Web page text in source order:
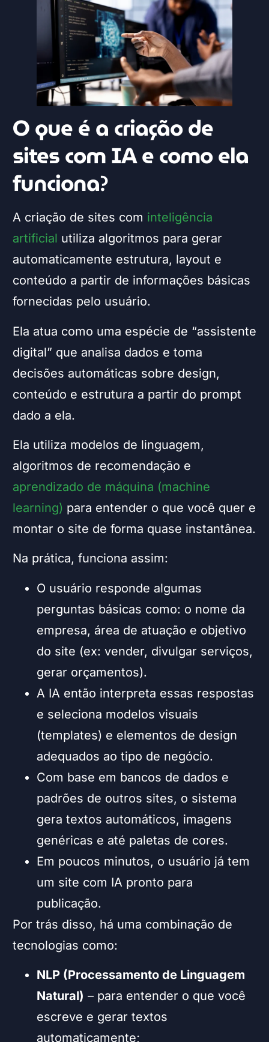
O que é a criação de
sites com IA e como ela
funciona?
A criação de sites com inteligência
artificial utiliza algoritmos para gerar
automaticamente estrutura, layout e
conteúdo a partir de informações básicas
fornecidas pelo usuário.
Ela atua como uma espécie de “assistente
digital” que analisa dados e toma
decisões automáticas sobre design,
conteúdo e estrutura a partir do prompt
dado a ela.
Ela utiliza modelos de linguagem,
algoritmos de recomendação e
aprendizado de máquina (machine
learning) para entender o que você quer e
montar o site de forma quase instantânea.
Na prática, funciona assim:
O usuário responde algumas
perguntas básicas como: o nome da
empresa, área de atuação e objetivo
do site (ex: vender, divulgar serviços,
gerar orçamentos).
A IA então interpreta essas respostas
e seleciona modelos visuais
(templates) e elementos de design
adequados ao tipo de negócio.
Com base em bancos de dados e
padrões de outros sites, o sistema
gera textos automáticos, imagens
genéricas e até paletas de cores.
Em poucos minutos, o usuário já tem
um site com IA pronto para
publicação.
Por trás disso, há uma combinação de
tecnologias como:
NLP (Processamento de Linguagem
Natural) – para entender o que você
escreve e gerar textos
automaticamente;